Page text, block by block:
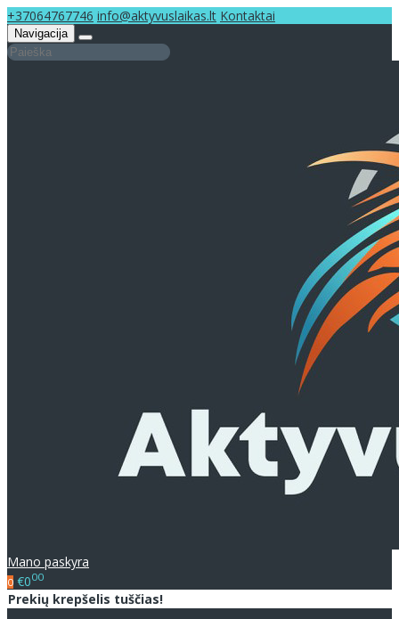
+37064767746 info@aktyvuslaikas.lt Kontaktai
Navigacija
Mano paskyra
0 €000
Prekių krepšelis tuščias!